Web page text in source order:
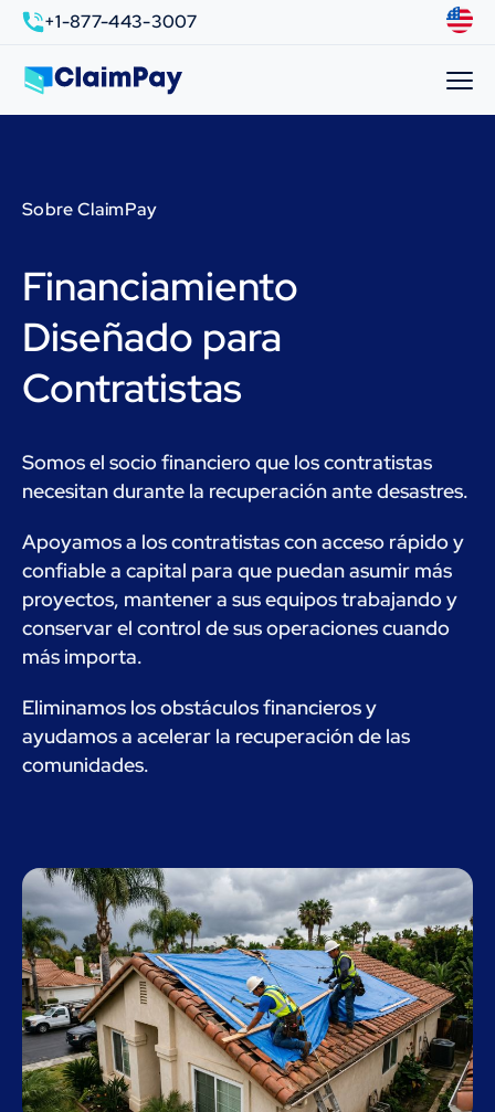
+1-877-443-3007
Sobre ClaimPay
Financiamiento
Diseñado para
Contratistas
Somos el socio financiero que los contratistas
necesitan durante la recuperación ante desastres.
Apoyamos a los contratistas con acceso rápido y
confiable a capital para que puedan asumir más
proyectos, mantener a sus equipos trabajando y
conservar el control de sus operaciones cuando
más importa.
Eliminamos los obstáculos financieros y
ayudamos a acelerar la recuperación de las
comunidades.